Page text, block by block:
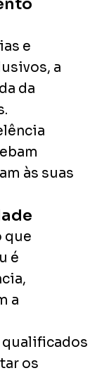
e
a
da
às suas
que
é
a
os